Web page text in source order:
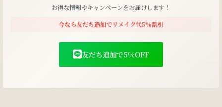
お得な情報やキャンペーンをお届けします！
今なら友だち追加でリメイク代5%割引
友だち追加で5%OFF